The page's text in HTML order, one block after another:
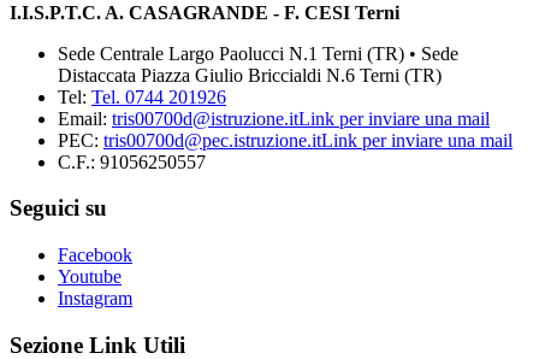
I.I.S.P.T.C. A. CASAGRANDE - F. CESI Terni
Sede Centrale Largo Paolucci N.1 Terni (TR) • Sede
Distaccata Piazza Giulio Briccialdi N.6 Terni (TR)
Tel: Tel. 0744 201926
Email: tris00700d@istruzione.itLink per inviare una mail
PEC: tris00700d@pec.istruzione.itLink per inviare una mail
C.F.: 91056250557
Seguici su
Facebook
Youtube
Instagram
Sezione Link Utili